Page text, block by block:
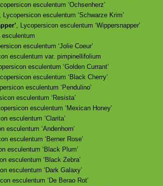
esculentum ‘Ochsenherz’
, Lycopersicon esculentum ‘Schwarze Krim’
, Lycopersicon esculentum ‘Wippersnapper’
esculentum
esculentum ‘Jolie Coeur’
esculentum var. pimpinellifolium
esculentum ‘Golden Currant’
esculentum ‘Black Cherry’
esculentum ‘Pendulino’
esculentum ‘Resista’
esculentum ‘Mexican Honey’
esculentum ‘Clarita’
esculentum ‘Andenhorn’
esculentum ‘Berner Rose’
esculentum ‘Black Plum’
esculentum ‘Black Zebra’
esculentum ‘Dark Galaxy’
esculentum ‘De Berao Rot’